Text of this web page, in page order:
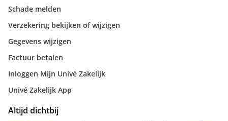
Schade melden
Verzekering bekijken of wijzigen
Gegevens wijzigen
Factuur betalen
Inloggen Mijn Univé Zakelijk
Univé Zakelijk App
Altijd dichtbij